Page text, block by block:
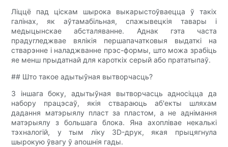
Ліццё пад ціскам шырока выкарыстоўваецца ў такіх
галінах, як аўтамабільная, спажывецкія тавары і
медыцынскае абсталяванне. Аднак гэта часта
прадугледжвае вялікія першапачатковыя выдаткі на
стварэнне і наладжванне прэс-формы, што можа зрабіць
яе менш прыдатнай для кароткіх серый або прататыпаў.
## Што такое адытыўная вытворчасць?
З іншага боку, адытыўная вытворчасць адносіцца да
набору працэсаў, якія ствараюць аб'екты шляхам
дадання матэрыялу пласт за пластом, а не аднімання
матэрыялу з большага блока. Яна ахоплівае некалькі
тэхналогій, у тым ліку 3D-друк, якая прыцягнула
шырокую ўвагу ў апошнія гады.